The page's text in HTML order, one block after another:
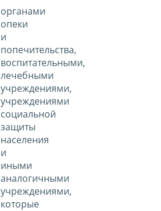
органами
опеки
и
попечительства,
воспитательными,
лечебными
учреждениями,
учреждениями
социальной
защиты
населения
и
иными
аналогичными
учреждениями,
которые